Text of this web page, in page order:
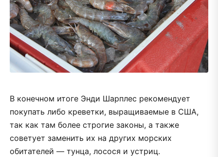
В конечном итоге Энди Шарплес рекомендует
покупать либо креветки, выращиваемые в США,
так как там более строгие законы, а также
советует заменить их на других морских
обитателей — тунца, лосося и устриц.